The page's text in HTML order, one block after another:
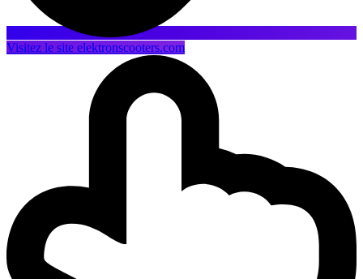
Visitez le site elektronscooters.com